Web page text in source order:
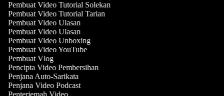
Pembuat Video Tutorial Solekan
Pembuat Video Tutorial Tarian
Pembuat Video Ulasan
Pembuat Video Ulasan
Pembuat Video Unboxing
Pembuat Video YouTube
Pembuat Vlog
Pencipta Video Pembersihan
Penjana Auto-Sarikata
Penjana Video Podcast